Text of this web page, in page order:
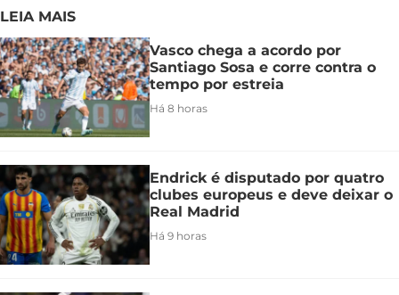
LEIA MAIS
Vasco chega a acordo por
Santiago Sosa e corre contra o
tempo por estreia
Há 8 horas
Endrick é disputado por quatro
clubes europeus e deve deixar o
Real Madrid
Há 9 horas